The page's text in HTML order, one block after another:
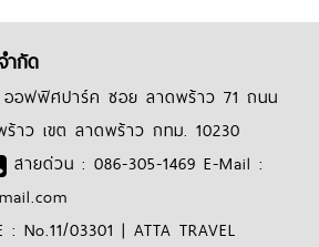
กัด
ออฟฟิศปาร์ค ซอย ลาดพร้าว 71 ถนน
าว เขต ลาดพร้าว กทม. 10230
สายด่วน : 086-305-1469 E-Mail :
: No.11/03301 | ATTA TRAVEL